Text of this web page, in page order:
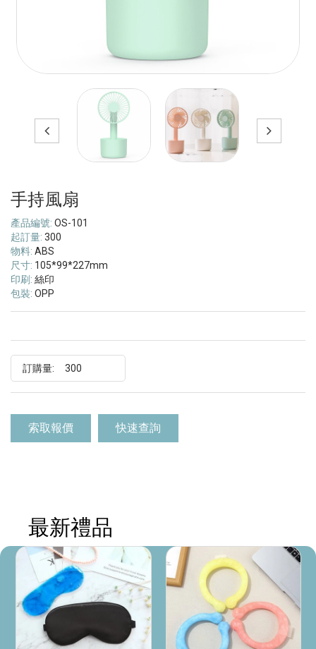
手持風扇
產品編號: OS-101
起訂量: 300
物料: ABS
尺寸: 105*99*227mm
印刷: 絲印
包裝: OPP
訂購量:
索取報價 快速查詢
最新禮品